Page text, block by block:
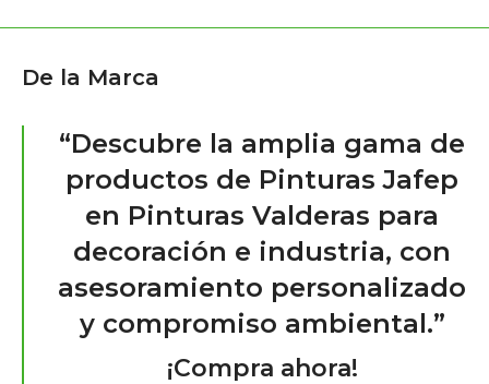
De la Marca
“Descubre la amplia gama de
productos de Pinturas Jafep
en Pinturas Valderas para
decoración e industria, con
asesoramiento personalizado
y compromiso ambiental.”
¡Compra ahora!